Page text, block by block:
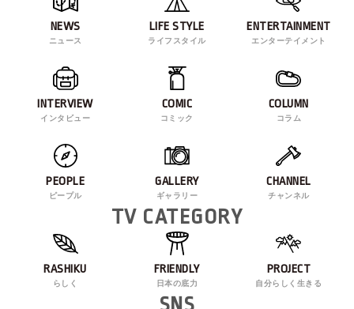
NEWS
ニュース
LIFE STYLE
ライフスタイル
ENTERTAINMENT
エンターテイメント
INTERVIEW
インタビュー
COMIC
コミック
COLUMN
コラム
PEOPLE
ピープル
GALLERY
ギャラリー
CHANNEL
チャンネル
TV CATEGORY
RASHIKU
らしく
FRIENDLY
日本の底力
PROJECT
自分らしく生きる